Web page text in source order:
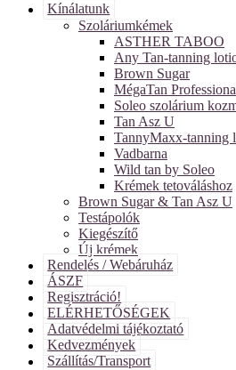
Kínálatunk
Szoláriumkémek
ASTHER TABOO
Any Tan-tanning
Brown Sugar
MégaTan
Soleo szolárium
Tan Asz U
TannyMaxx-tanning
Vadbarna
Wild tan by Soleo
Krémek tetováláshoz
Brown Sugar & Tan Asz U
Testápolók
Kiegészítő
Új krémek
Rendelés / Webáruház
ÁSZF
Regisztráció!
ELÉRHETŐSÉGEK
Adatvédelmi tájékoztató
Kedvezmények
Szállítás/Transport